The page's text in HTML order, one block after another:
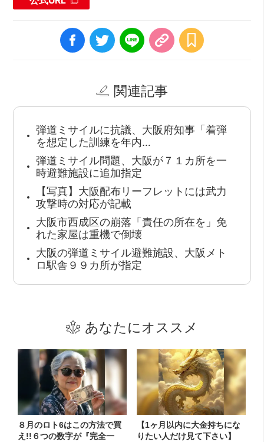
関連記事
弾道ミサイルに抗議、大阪府知事「着弾
を想定した訓練を年内…
弾道ミサイル問題、大阪が７１カ所を一
時避難施設に追加指定
【写真】大阪配布リーフレットには武力
攻撃時の対応が記載
大阪市西成区の崩落「責任の所在を」免
れた家屋は重機で倒壊
大阪の弾道ミサイル避難施設、大阪メト
ロ駅舎９９カ所が指定
あなたにオススメ
８月のロト6はこの方法で買
え!!６つの数字が『完全一
【1ヶ月以内に大金持ちにな
りたい人だけ見て下さい】